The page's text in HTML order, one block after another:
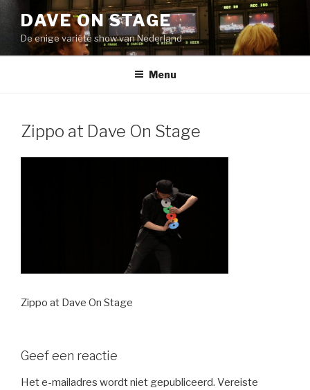
Naar
inhoud
springen
DAVE ON STAGE
De enige variété show van Nederland
Menu
Zippo at Dave On Stage
Zippo at Dave On Stage
Geef een reactie
Het e-mailadres wordt niet gepubliceerd. Vereiste